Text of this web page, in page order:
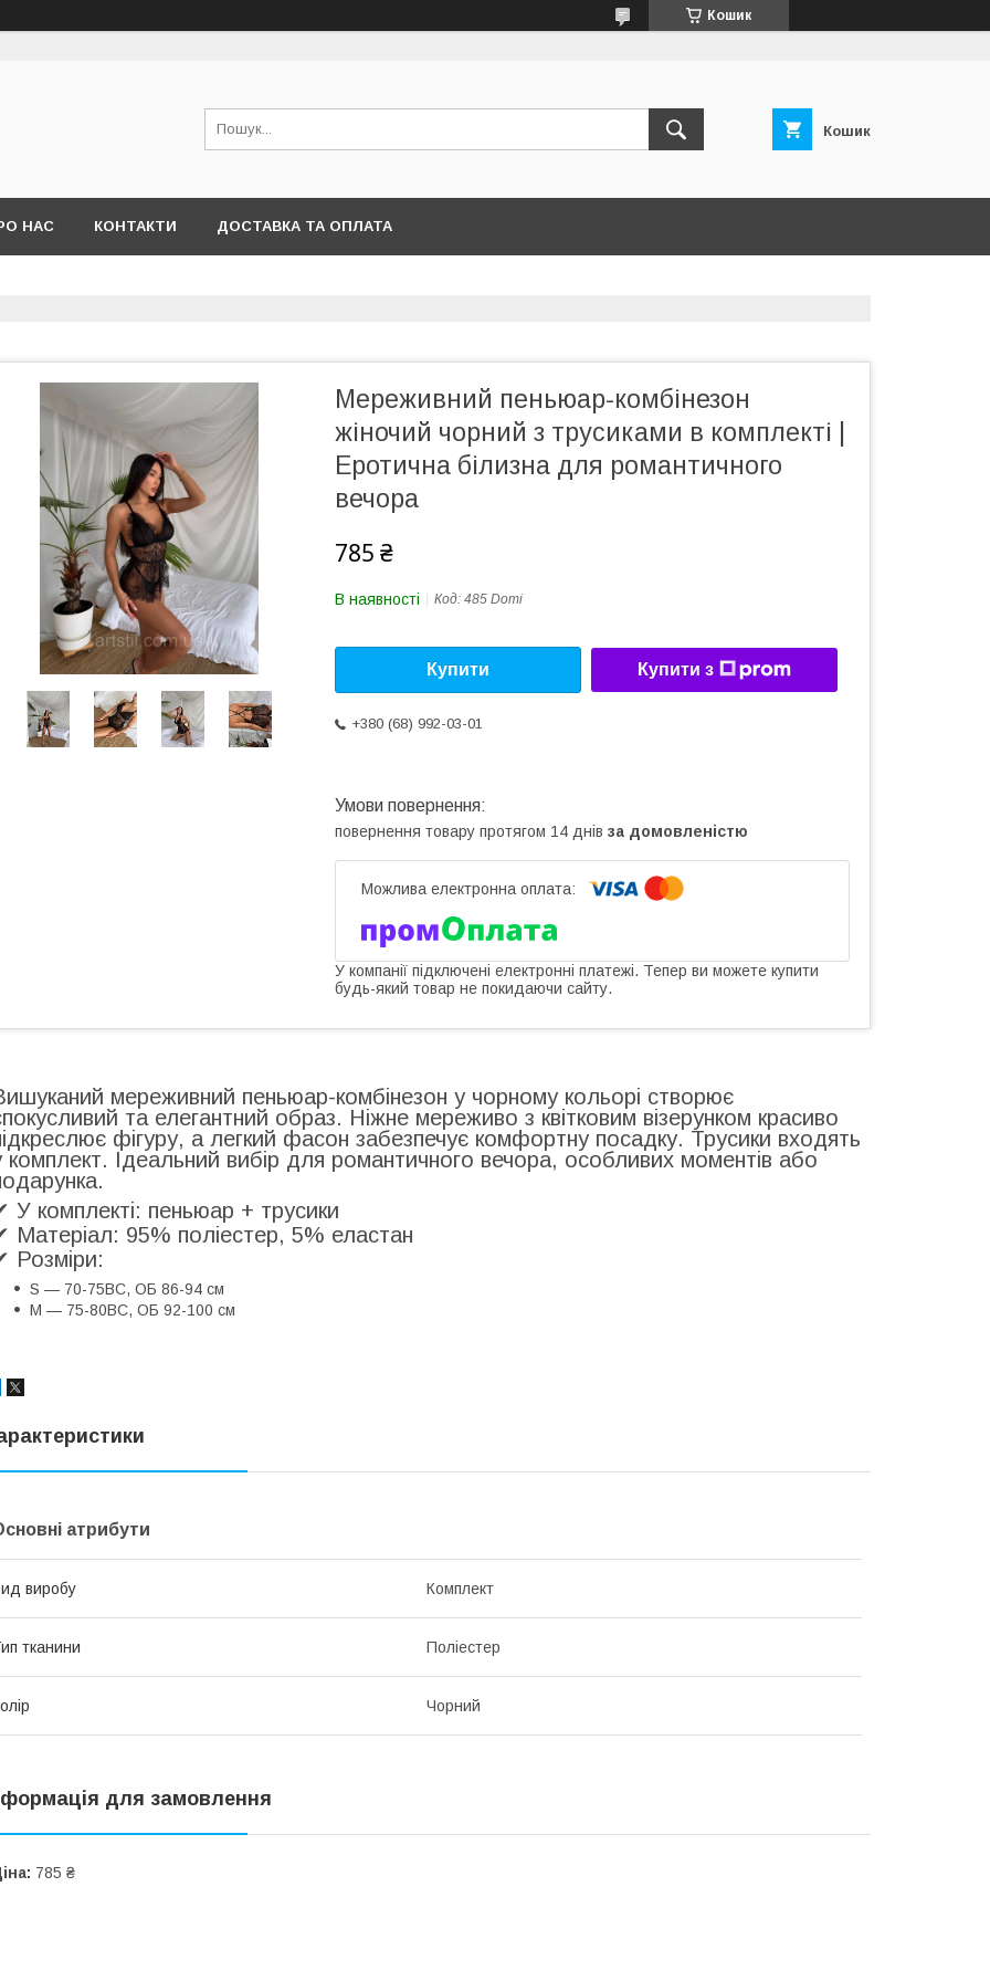
Кошик
Кошик
НАС КОНТАКТИ ДОСТАВКА ТА ОПЛАТА
Мереживний пеньюар-комбінезон
жіночий чорний з трусиками в комплекті |
Еротична білизна для романтичного
вечора
785 ₴
В наявності Код: 485 Domi
Купити Купити з
+380 (68) 992-03-01
повернення товару протягом 14 днів за домовленістю
У компанії підключені електронні платежі. Тепер ви можете купити
будь-який товар не покидаючи сайту.
мереживний пеньюар-комбінезон у чорному кольорі створює
та елегантний образ. Ніжне мереживо з квітковим візерунком красиво
фігуру, а легкий фасон забезпечує комфортну посадку. Трусики входять
комплект. Ідеальний вибір для романтичного вечора, особливих моментів або
У комплекті: пеньюар + трусики
Матеріал: 95% поліестер, 5% еластан
Розміри:
S — 70-75BC, ОБ 86-94 см
M — 75-80BC, ОБ 92-100 см
атрибути
виробу Комплект
тканини Поліестер
Чорний
для замовлення
785 ₴